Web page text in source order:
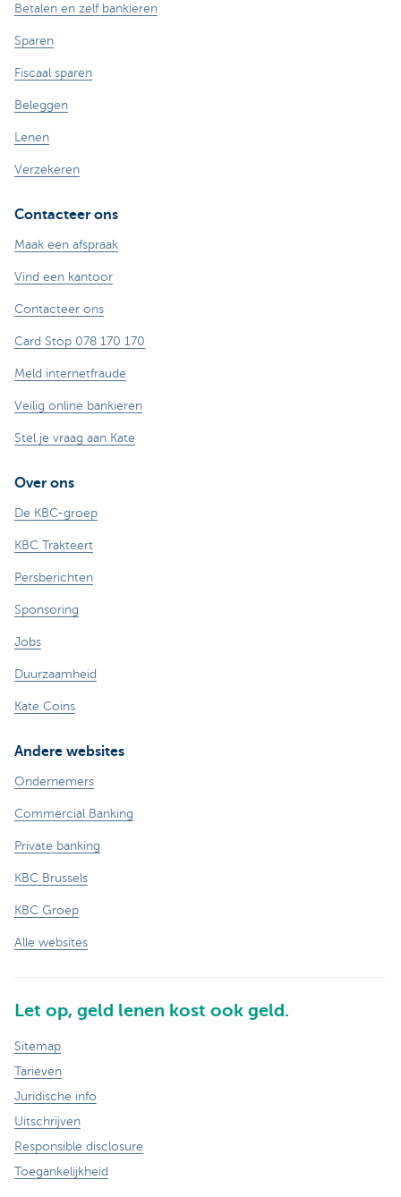
Betalen en zelf bankieren
Sparen
Fiscaal sparen
Beleggen
Lenen
Verzekeren
Contacteer ons
Maak een afspraak
Vind een kantoor
Contacteer ons
Card Stop 078 170 170
Meld internetfraude
Veilig online bankieren
Stel je vraag aan Kate
Over ons
De KBC-groep
KBC Trakteert
Persberichten
Sponsoring
Jobs
Duurzaamheid
Kate Coins
Andere websites
Ondernemers
Commercial Banking
Private banking
KBC Brussels
KBC Groep
Alle websites
Let op, geld lenen kost ook geld.
Sitemap
Tarieven
Juridische info
Uitschrijven
Responsible disclosure
Toegankelijkheid